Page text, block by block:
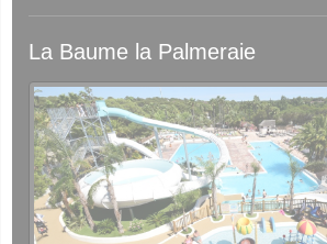
La Baume la Palmeraie